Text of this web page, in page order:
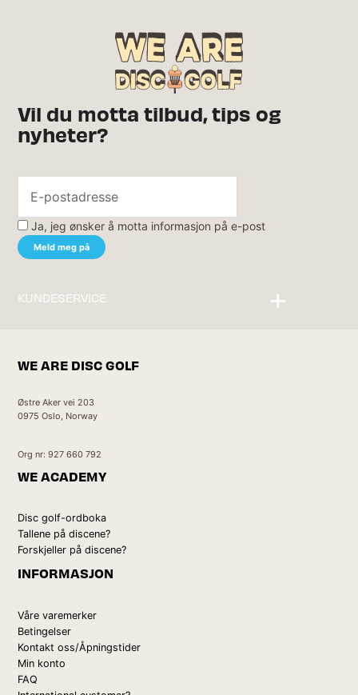
Vil du motta tilbud, tips og
nyheter?
Ja, jeg ønsker å motta informasjon på e-post
KUNDESERVICE
WE ARE DISC GOLF
Østre Aker vei 203
0975 Oslo, Norway
Org nr: 927 660 792
WE ACADEMY
Disc golf-ordboka
Tallene på discene?
Forskjeller på discene?
INFORMASJON
Våre varemerker
Betingelser
Kontakt oss/Åpningstider
Min konto
FAQ